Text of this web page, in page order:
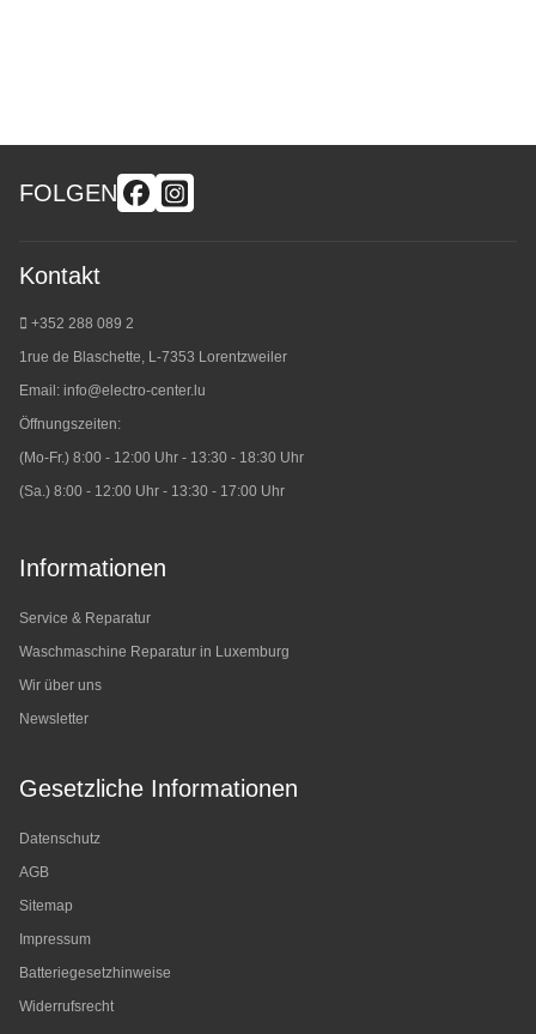
FOLGEN
Kontakt
+352 288 089 2
1rue de Blaschette, L-7353 Lorentzweiler
Email: info@electro-center.lu
Öffnungszeiten:
(Mo-Fr.) 8:00 - 12:00 Uhr - 13:30 - 18:30 Uhr
(Sa.) 8:00 - 12:00 Uhr - 13:30 - 17:00 Uhr
Informationen
Service & Reparatur
Waschmaschine Reparatur in Luxemburg
Wir über uns
Newsletter
Gesetzliche Informationen
Datenschutz
AGB
Sitemap
Impressum
Batteriegesetzhinweise
Widerrufsrecht